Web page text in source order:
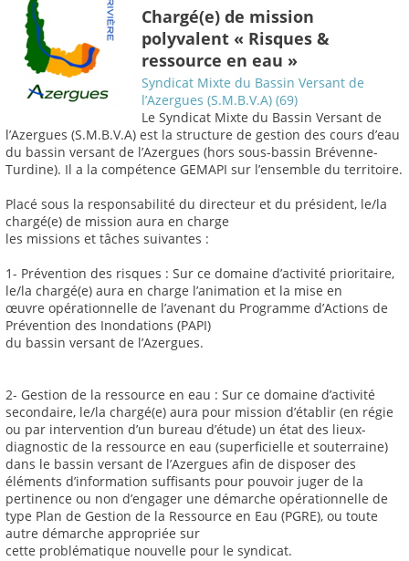
Chargé(e) de mission
polyvalent « Risques &
ressource en eau »
Syndicat Mixte du Bassin Versant de
l’Azergues (S.M.B.V.A) (69)
Le Syndicat Mixte du Bassin Versant de
l’Azergues (S.M.B.V.A) est la structure de gestion des cours d’eau
du bassin versant de l’Azergues (hors sous-bassin Brévenne-
Turdine). Il a la compétence GEMAPI sur l’ensemble du territoire.
Placé sous la responsabilité du directeur et du président, le/la
chargé(e) de mission aura en charge
les missions et tâches suivantes :
1- Prévention des risques : Sur ce domaine d’activité prioritaire,
le/la chargé(e) aura en charge l’animation et la mise en
œuvre opérationnelle de l’avenant du Programme d’Actions de
Prévention des Inondations (PAPI)
du bassin versant de l’Azergues.
2- Gestion de la ressource en eau : Sur ce domaine d’activité
secondaire, le/la chargé(e) aura pour mission d’établir (en régie
ou par intervention d’un bureau d’étude) un état des lieux-
diagnostic de la ressource en eau (superficielle et souterraine)
dans le bassin versant de l’Azergues afin de disposer des
éléments d’information suffisants pour pouvoir juger de la
pertinence ou non d’engager une démarche opérationnelle de
type Plan de Gestion de la Ressource en Eau (PGRE), ou toute
autre démarche appropriée sur
cette problématique nouvelle pour le syndicat.